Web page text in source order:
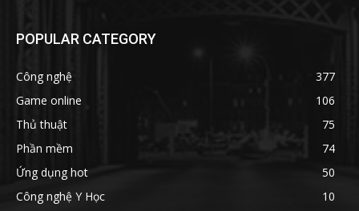
POPULAR CATEGORY
Công nghệ
377
Game online
106
Thủ thuật
75
Phần mềm
74
Ứng dụng hot
50
Công nghệ Y Học
10